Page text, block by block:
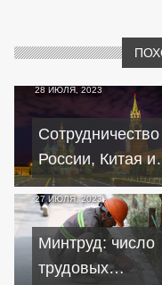
28 ИЮЛЯ, 2023
Сотрудничество
России, Китая и
КНДР несет
для Запада –
Express
27 ИЮЛЯ, 2023
Минтруд: число
трудовых